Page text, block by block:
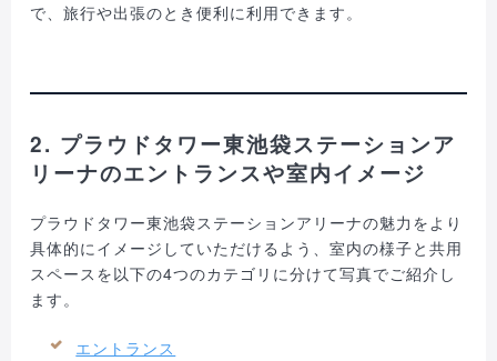
で、旅行や出張のとき便利に利用できます。
2. プラウドタワー東池袋ステーションア
リーナのエントランスや室内イメージ
プラウドタワー東池袋ステーションアリーナの魅力をより
具体的にイメージしていただけるよう、室内の様子と共用
スペースを以下の4つのカテゴリに分けて写真でご紹介し
ます。
エントランス